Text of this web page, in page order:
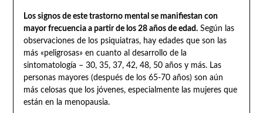
Los signos de este trastorno mental se manifiestan con
mayor frecuencia a partir de los 28 años de edad.Según las
observaciones de los psiquiatras, hay edades que son las
más «peligrosas» en cuanto al desarrollo de la
sintomatología – 30, 35, 37, 42, 48, 50 años y más. Las
personas mayores (después de los 65-70 años) son aún
más celosas que los jóvenes, especialmente las mujeres que
están en la menopausia.